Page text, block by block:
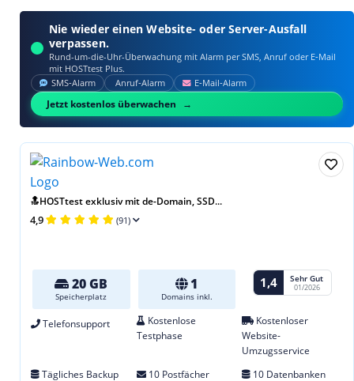
Nie wieder einen Website- oder Server-Ausfall
verpassen.
Rund-um-die-Uhr-Überwachung mit Alarm per SMS, Anruf oder E‑Mail
mit HOSTtest Plus.
SMS‑Alarm Anruf‑Alarm E‑Mail‑Alarm
Jetzt kostenlos überwachen
🔝HOSTtest exklusiv mit de-Domain, SSD...
4,9 (91)
20 GB
Speicherplatz
1
Domains inkl.
1,4 Sehr Gut
01/2026
Telefonsupport
Kostenlose
Testphase
Kostenloser
Website-
Umzugsservice
Tägliches Backup
10 Postfächer
10 Datenbanken